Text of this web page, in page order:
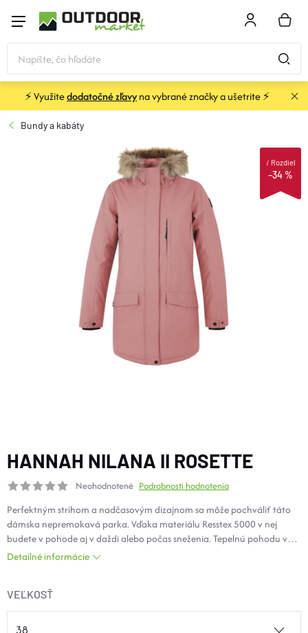
obsah
KOŠÍK
STANY a PRÍSTREŠKY
BATOHY a TAŠKY
CYKLISTIKA
Obchodné podmienky
Podmienky ochrany osobných údajov
Reklamácie
⚡ Využitedodatočné zľavyna vybrané značky a ušetrite ⚡
Bundy a kabáty
–34 %
iRozdiel
HANNAH NILANA II ROSETTE
Neohodnotené Podrobnosti hodnotenia
Perfektným strihom a nadčasovým dizajnom sa môže pochváliť táto
dámska nepremokavá parka. Vďaka materiálu Resstex 5000 v nej
budete v pohode aj v daždi alebo počas sneženia. Tepelnú pohodu vám
dopraje izolačná výplň Duratherm Classic. Komfortná zateplená
jedno je vnútorné, si môžete dobre rozmiestniť všetko potrebné.
Rukávy sú zakončené pomocou pätky s cvokom, ktorá umožňuje
reguláciu obvodu.
Detailné informácie
VEĽKOSŤ